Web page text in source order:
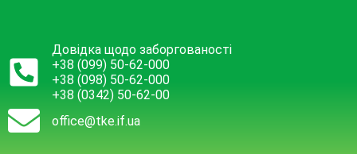
Довідка щодо заборгованості
+38 (099) 50-62-000
+38 (098) 50-62-000
+38 (0342) 50-62-00
office@tke.if.ua